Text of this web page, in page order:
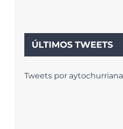
ÚLTIMOS TWEETS
Tweets por aytochurriana